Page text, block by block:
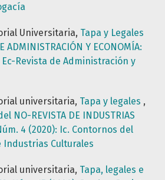
Universitaria, Tapa y Legales
ADMINISTRACIÓN Y ECONOMÍA:
Ec-Revista de Administración y
universitaria, Tapa y legales ,
NO-REVISTA DE INDUSTRIAS
4 (2020): Ic. Contornos del
Industrias Culturales
universitaria, Tapa, legales e